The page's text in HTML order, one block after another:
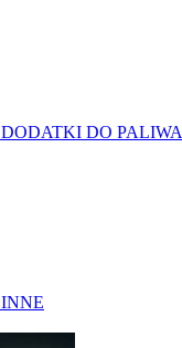
DODATKI DO PALIWA
INNE